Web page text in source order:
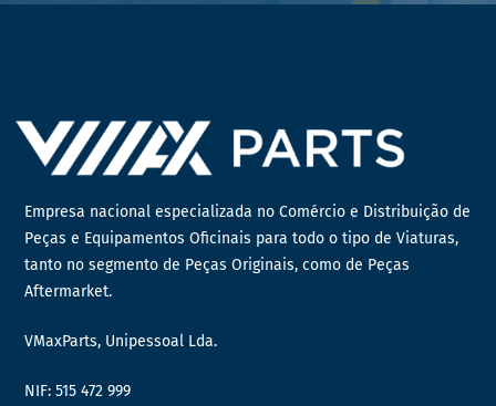
Empresa nacional especializada no Comércio e Distribuição de
Peças e Equipamentos Oficinais para todo o tipo de Viaturas,
tanto no segmento de Peças Originais, como de Peças
Aftermarket.
VMaxParts, Unipessoal Lda.
NIF: 515 472 999